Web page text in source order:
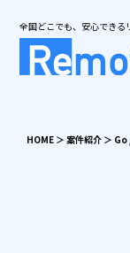
全国どこでも、安心できる
HOME ＞ 案件紹介 ＞ Go